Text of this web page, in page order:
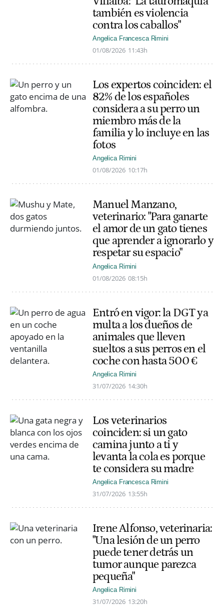
también es violencia
contra los caballos"
Angelica Francesca Rimini
01/08/2026 11:43h
Los expertos coinciden: el
82% de los españoles
considera a su perro un
miembro más de la
familia y lo incluye en las
fotos
Angelica Rimini
01/08/2026 10:17h
Manuel Manzano,
veterinario: "Para ganarte
el amor de un gato tienes
que aprender a ignorarlo y
respetar su espacio"
Angelica Rimini
01/08/2026 08:15h
Entró en vigor: la DGT ya
multa a los dueños de
animales que lleven
sueltos a sus perros en el
coche con hasta 500 €
Angelica Rimini
31/07/2026 14:30h
Los veterinarios
coinciden: si un gato
camina junto a ti y
levanta la cola es porque
te considera su madre
Angelica Francesca Rimini
31/07/2026 13:55h
Irene Alfonso, veterinaria:
"Una lesión de un perro
puede tener detrás un
tumor aunque parezca
pequeña"
Angelica Rimini
31/07/2026 13:20h